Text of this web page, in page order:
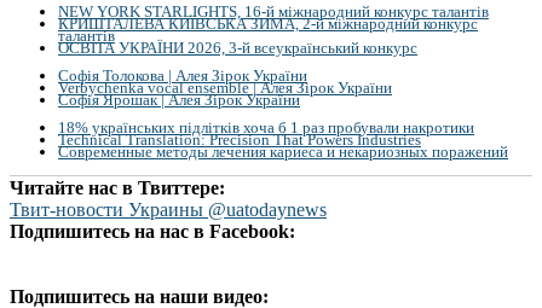
NEW YORK STARLIGHTS, 16-й міжнародний конкурс талантів
КРИШТАЛЕВА КИЇВСЬКА ЗИМА, 2-й міжнародний конкурс
талантів
ОСВІТА УКРАЇНИ 2026, 3-й всеукраїнський конкурс
Софія Толокова | Алея Зірок України
Verbychenka vocal ensemble | Алея Зірок України
Софія Ярошак | Алея Зірок України
18% українських підлітків хоча б 1 раз пробували накротики
Technical Translation: Precision That Powers Industries
Современные методы лечения кариеса и некариозных поражений
Читайте нас в Твиттере:
Твит-новости Украины @uatodaynews
Подпишитесь на нас в Facebook:
Подпишитесь на наши видео: